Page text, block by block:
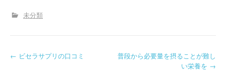
未分類
P
← ビセラサプリの口コミ
普段から必要量を摂ることが難し
い栄養を →